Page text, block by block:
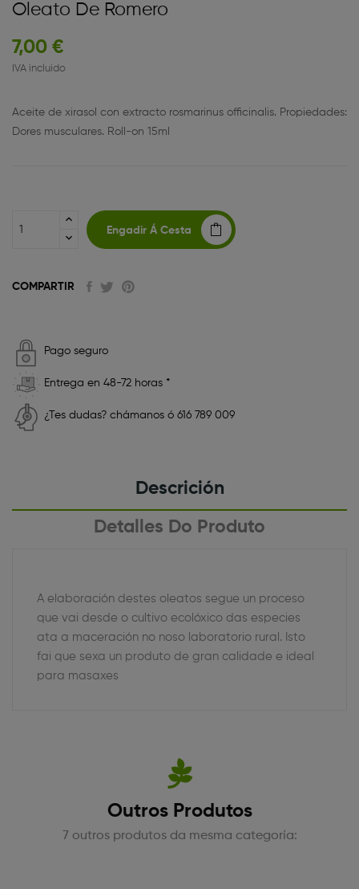
Oleato De Romero
7,00 €
IVA incluido
Aceite de xirasol con extracto rosmarinus officinalis. Propiedades:
Dores musculares. Roll-on 15ml
Engadir Á Cesta
COMPARTIR
Pago seguro
Entrega en 48-72 horas *
¿Tes dudas? chámanos ó 616 789 009
Descrición
Detalles Do Produto
A elaboración destes oleatos segue un proceso
que vai desde o cultivo ecolóxico das especies
ata a maceración no noso laboratorio rural. Isto
fai que sexa un produto de gran calidade e ideal
para masaxes
Outros Produtos
7 outros produtos da mesma categoría: